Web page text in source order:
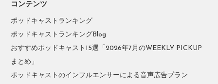
コンテンツ
ポッドキャストランキング
ポッドキャストランキングBlog
おすすめポッドキャスト15選「2026年7月のWEEKLY PICKUP
まとめ」
ポッドキャストのインフルエンサーによる音声広告プラン